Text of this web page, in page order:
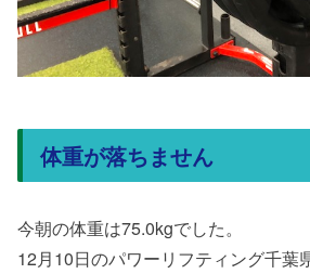
体重が落ちません
今朝の体重は75.0kgでした。
12月10日のパワーリフティング千葉